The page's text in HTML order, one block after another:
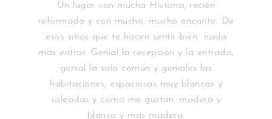
Un lugar con mucha Historia, recién
reformado y con mucho, mucho encanto. De
esos sitios que te hacen sentir bien nada
más entrar. Genial la recepción y la entrada,
genial la sala común y geniales las
habitaciones, espaciosas muy blancas y
soleadas y como me gustan, madera y
blanco y más madera.